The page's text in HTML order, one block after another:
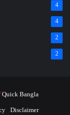
4
4
2
2
Quick Bangla
Disclaimer